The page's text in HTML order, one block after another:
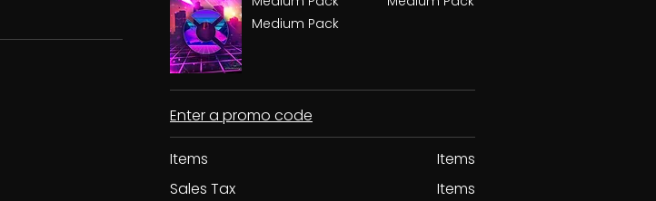
Medium Pack
Enter a promo code
Items
Sales Tax
Items
Items